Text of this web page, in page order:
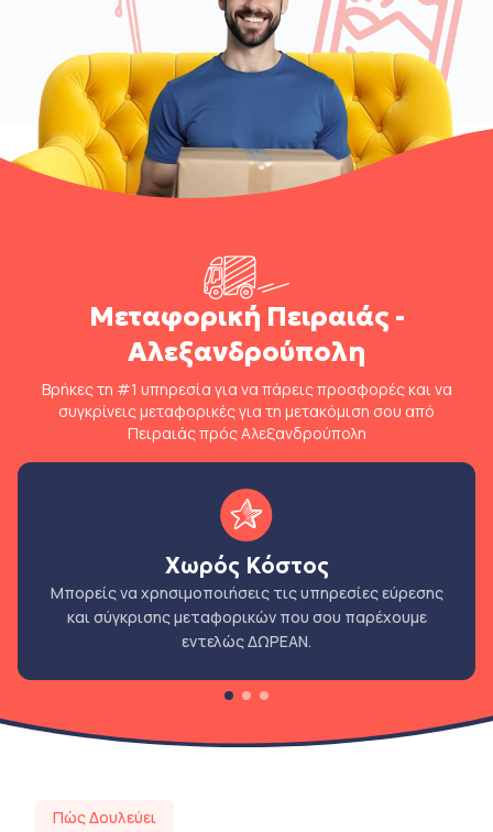
Μεταφορική Πειραιάς -
Αλεξανδρούπολη
Βρήκες τη #1 υπηρεσία για να πάρεις προσφορές και να
συγκρίνεις μεταφορικές για τη μετακόμιση σου από
Πειραιάς πρός Αλεξανδρούπολη
Χωρός Κόστος
Μπορείς να χρησιμοποιήσεις τις υπηρεσίες εύρεσης
και σύγκρισης μεταφορικών που σου παρέχουμε
εντελώς ΔΩΡΕΑΝ.
Πώς Δουλεύει